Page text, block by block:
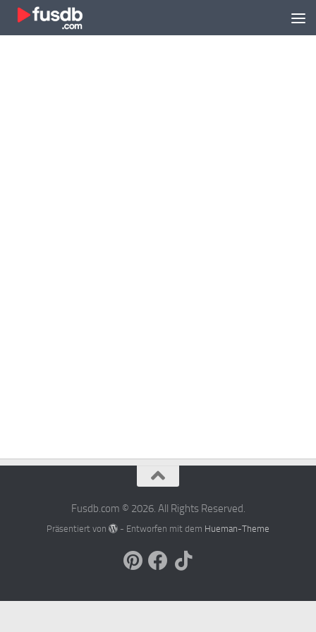
Zum Inhalt springen
Fusdb.com © 2026. All Rights Reserved.
Präsentiert von - Entworfen mit dem Hueman-Theme